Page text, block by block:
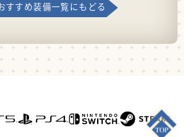
すすめ装備一覧にもどる